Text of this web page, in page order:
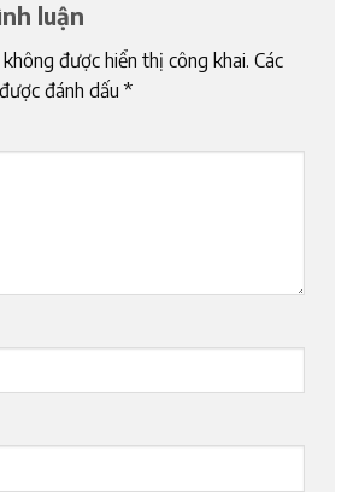
luận
được hiển thị công khai. Các
đánh dấu *